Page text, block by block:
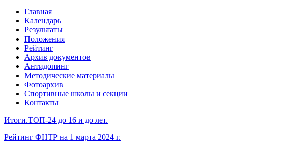
Главная
Календарь
Результаты
Положения
Рейтинг
Архив документов
Антидопинг
Методические материалы
Фотоархив
Спортивные школы и секции
Контакты
Итоги.ТОП-24 до 16 и до лет.
Рейтинг ФНТР на 1 марта 2024 г.